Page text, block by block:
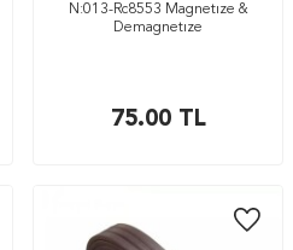
N:013-Rc8553 Magnetıze &
Demagnetıze
75.00TL